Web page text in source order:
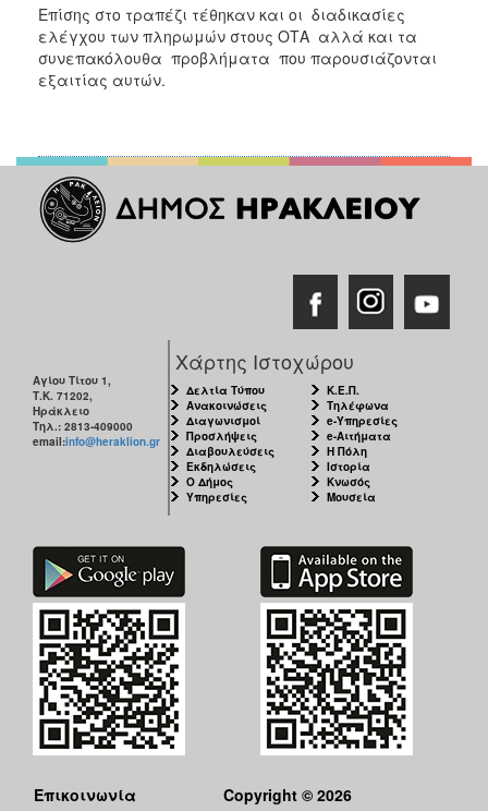
Επίσης στο τραπέζι τέθηκαν και οι διαδικασίες
ελέγχου των πληρωμών στους ΟΤΑ αλλά και τα
συνεπακόλουθα προβλήματα που παρουσιάζονται
εξαιτίας αυτών.
Αγίου Τίτου 1,
Τ.Κ. 71202,
Ηράκλειο
Τηλ.: 2813-409000
email:info@heraklion.gr
Χάρτης Ιστοχώρου
Δελτία Τύπου
Ανακοινώσεις
Διαγωνισμοί
Προσλήψεις
Διαβουλεύσεις
Εκδηλώσεις
Ο Δήμος
Υπηρεσίες
Κ.Ε.Π.
Τηλέφωνα
e-Υπηρεσίες
e-Αιτήματα
Η Πόλη
Ιστορία
Κνωσός
Μουσεία
Επικοινωνία Copyright © 2026